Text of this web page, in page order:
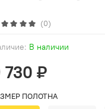
(0)
В наличии
730 ₽
ПОЛОТНА